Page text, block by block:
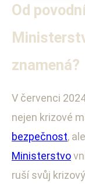
Od
znamená?
V červenci
nejen krizové
bezpečnost,
Ministerstvo
ruší svůj